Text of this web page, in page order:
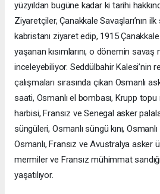
yüzyıldan bugüne kadar ki tarihi
Ziyaretçiler, Çanakkale Savaşları’nın ilk
kabristanı ziyaret edip, 1915 Çanakkale
yaşanan kısımlarını, o dönemin
inceleyebiliyor. Seddülbahir Kalesi’nin
çalışmaları sırasında çıkan Osmanlı
saati, Osmanlı el bombası, Krupp
harbisi, Fransız ve Senegal asker
süngüleri, Osmanlı süngü kını,
Osmanlı, Fransız ve Avustralya asker
mermiler ve Fransız mühimmat
yaşatılıyor.